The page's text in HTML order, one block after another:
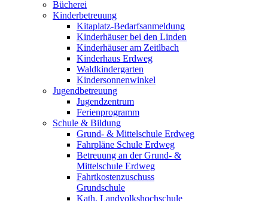
Bücherei
Kinderbetreuung
Kitaplatz-Bedarfsanmeldung
Kinderhäuser bei den Linden
Kinderhäuser am Zeitlbach
Kinderhaus Erdweg
Waldkindergarten
Kindersonnenwinkel
Jugendbetreuung
Jugendzentrum
Ferienprogramm
Schule & Bildung
Grund- & Mittelschule Erdweg
Fahrpläne Schule Erdweg
Betreuung an der Grund- &
Mittelschule Erdweg
Fahrtkostenzuschuss
Grundschule
Kath. Landvolkshochschule